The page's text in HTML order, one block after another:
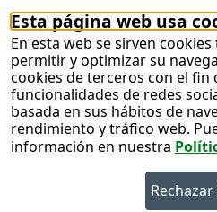
Esta página web usa
En esta web se sirven
permitir y optimizar su
cookies de terceros con el fin
funcionalidades de redes
basada en sus hábitos de
rendimiento y tráfico web.
información en nuestra